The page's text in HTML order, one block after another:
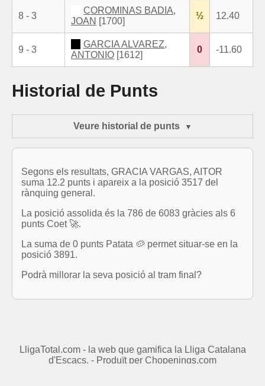
8 - 3
COROMINAS BADIA,
JOAN [1700]
½ 12.40
9 - 3
GARCIA ALVAREZ,
ANTONIO [1612]
0 -11.60
Historial de Punts
Veure historial de punts
Segons els resultats, GRACIA VARGAS, AITOR
suma 12.2 punts i apareix a la posició 3517 del
rànquing general.
La posició assolida és la 786 de 6083 gràcies als 6
punts Coet 🚀.
La suma de 0 punts Patata 🥔 permet situar-se en la
posició 3891.
Podrà millorar la seva posició al tram final?
LligaTotal.com - la web que gamifica la Lliga Catalana
d'Escacs. - Produït per Chopenings.com